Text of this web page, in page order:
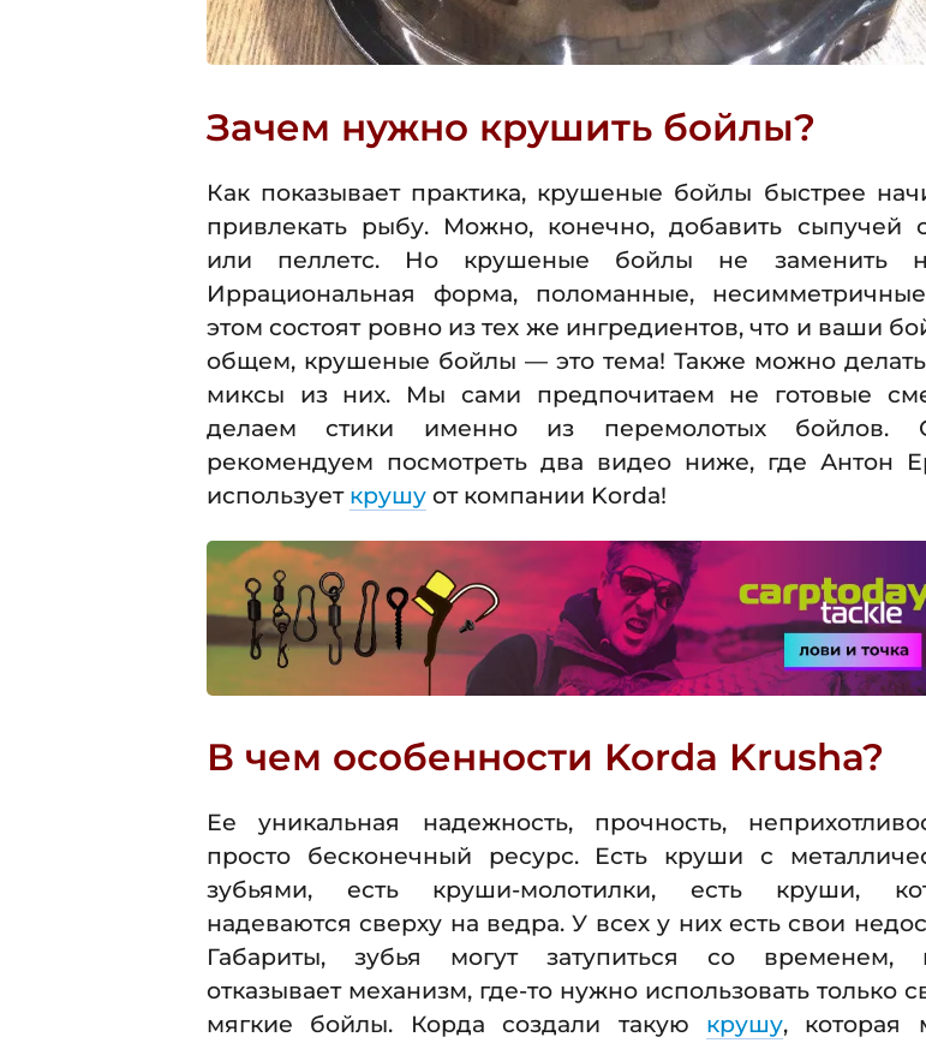
Зачем нужно крушить бойлы?
Как показывает практика, крушеные бойлы быстрее
привлекать рыбу. Можно, конечно, добавить сыпучей
или пеллетс. Но крушеные бойлы не заменить
Иррациональная форма, поломанные,
этом состоят ровно из тех же ингредиентов, что и ваши
общем, крушеные бойлы — это тема! Также можно делать
миксы из них. Мы сами предпочитаем не готовые
делаем стики именно из перемолотых бойлов.
рекомендуем посмотреть два видео ниже, где Антон
использует крушу от компании Korda!
В чем особенности Korda Krusha?
Ее уникальная надежность, прочность,
просто бесконечный ресурс. Есть круши с
зубьями, есть круши-молотилки, есть круши,
надеваются сверху на ведра. У всех у них есть свои
Габариты, зубья могут затупиться со временем,
отказывает механизм, где-то нужно использовать только
мягкие бойлы. Корда создали такую крушу, которая